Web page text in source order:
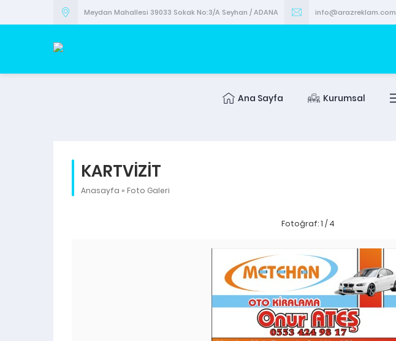
Meydan Mahallesi 39033 Sokak No:3/A Seyhan / ADANA info@arazreklam.com
Ana Sayfa Kurumsal
KARTVİZİT
Anasayfa » Foto Galeri
Fotoğraf: 1 / 4